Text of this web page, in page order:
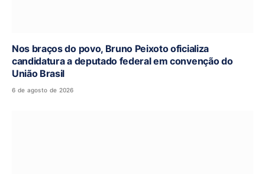
Nos braços do povo, Bruno Peixoto oficializa
candidatura a deputado federal em convenção do
União Brasil
6 de agosto de 2026